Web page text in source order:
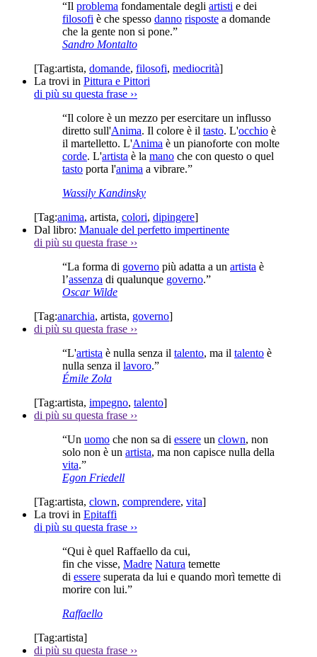
“Il problema fondamentale degli artisti e dei
filosofi è che spesso danno risposte a domande
che la gente non si pone.”
Sandro Montalto
[Tag:artista, domande, filosofi, mediocrità]
La trovi in Pittura e Pittori
di più su questa frase ››
“Il colore è un mezzo per esercitare un influsso
diretto sull'Anima. Il colore è il tasto. L'occhio è
il martelletto. L'Anima è un pianoforte con molte
corde. L'artista è la mano che con questo o quel
tasto porta l'anima a vibrare.”
Wassily Kandinsky
[Tag:anima, artista, colori, dipingere]
Dal libro: Manuale del perfetto impertinente
di più su questa frase ››
“La forma di governo più adatta a un artista è
l’assenza di qualunque governo.”
Oscar Wilde
[Tag:anarchia, artista, governo]
di più su questa frase ››
“L'artista è nulla senza il talento, ma il talento è
nulla senza il lavoro.”
Émile Zola
[Tag:artista, impegno, talento]
di più su questa frase ››
“Un uomo che non sa di essere un clown, non
solo non è un artista, ma non capisce nulla della
vita.”
Egon Friedell
[Tag:artista, clown, comprendere, vita]
La trovi in Epitaffi
di più su questa frase ››
“Qui è quel Raffaello da cui,
fin che visse, Madre Natura temette
di essere superata da lui e quando morì temette di
morire con lui.”
Raffaello
[Tag:artista]
di più su questa frase ››